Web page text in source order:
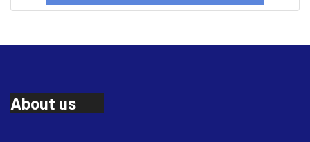
About us